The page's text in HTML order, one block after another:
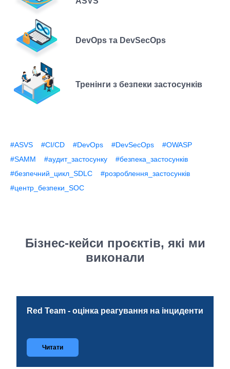
DevOps та DevSecOps
Тренінги з безпеки застосунків
#ASVS #CI/CD #DevOps #DevSecOps
#OWASP
#SAMM
#аудит_застосунку
#безпека_застосунків
#безпечний_цикл_SDLC
#розроблення_застосунків
#центр_безпеки_SOC
Бізнес-кейси проєктів, які ми
виконали
Red Team - оцінка реагування на інциденти
Читати